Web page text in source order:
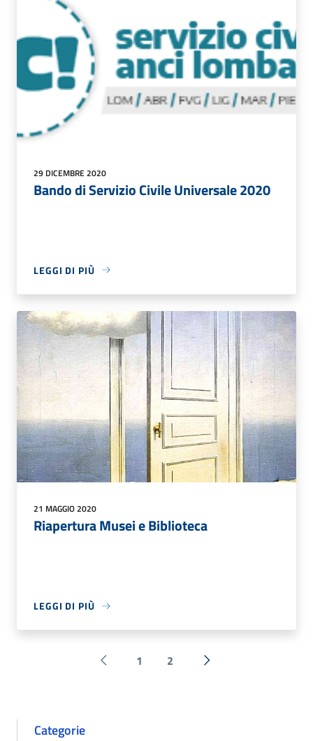
29 DICEMBRE 2020
Bando di Servizio Civile Universale 2020
LEGGI DI PIÙ
21 MAGGIO 2020
Riapertura Musei e Biblioteca
LEGGI DI PIÙ
Pagina precedente
1 2 Successiva »
Categorie